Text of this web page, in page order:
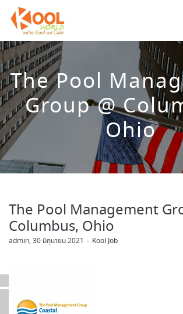
The Pool
Group @
Ohio
The Pool Management
Columbus, Ohio
by
admin 30 มิถุนายน 2021 Kool Job